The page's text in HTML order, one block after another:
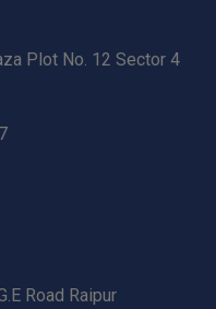
Plot No. 12 Sector 4
Road Raipur